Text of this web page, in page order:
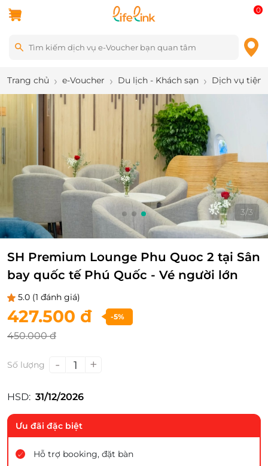
0
Trang chủ e-Voucher Du lịch - Khách sạn Dịch vụ tiện
3/3
SH Premium Lounge Phu Quoc 2 tại Sân
bay quốc tế Phú Quốc - Vé người lớn
5.0 (1 đánh giá)
427.500 đ -5%
450.000 đ
Số lượng - 1 +
HSD: 31/12/2026
Ưu đãi đặc biệt
Hỗ trợ booking, đặt bàn